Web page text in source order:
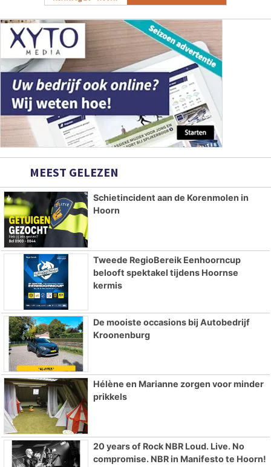
MEEST GELEZEN
Schietincident aan de Korenmolen in
Hoorn
Tweede RegioBereik Eenhoorncup
belooft spektakel tijdens Hoornse
kermis
De mooiste occasions bij Autobedrijf
Kroonenburg
Hélène en Marianne zorgen voor minder
prikkels
20 years of Rock NBR Loud. Live. No
compromise. NBR in Manifesto te Hoorn!